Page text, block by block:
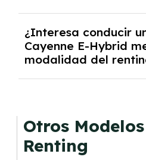
renting se puede adquirir
caso tendrán que
cantidad de kilómetros
del mercado actual.
¿Interesa conducir
Cayenne E-Hybrid
modalidad del
gusta cambiar de coche
Otros
Renting